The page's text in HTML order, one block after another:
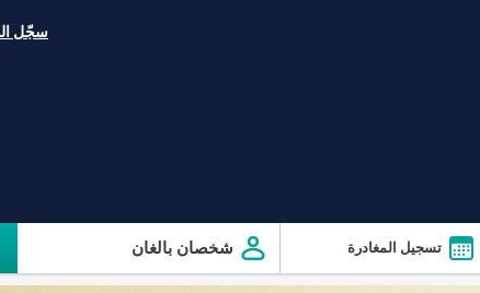
سجّل
تسجيل المغادرة شخصان بالغان